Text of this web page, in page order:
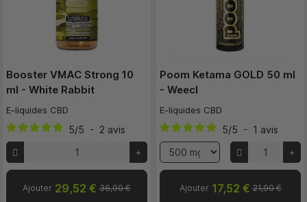
Booster VMAC Strong 10
ml - White Rabbit
E-liquides CBD
5/5 - 2 avis
Ajouter 29,52 € 36,90 €
Poom Ketama GOLD 50 ml
- Weecl
E-liquides CBD
5/5 - 1 avis
Ajouter 17,52 € 21,90 €